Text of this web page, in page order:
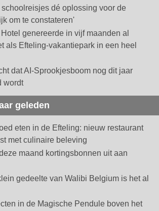
schoolreisjes dé oplossing voor de
om te constateren'
genereerde in vijf maanden al
als Efteling-vakantiepark in een heel
dat AI-Sprookjesboom nog dit jaar
wordt
geleden
eten in de Efteling: nieuw restaurant
met culinaire beleving
maand kortingsbonnen uit aan
gedeelte van Walibi Belgium is het al
in de Magische Pendule boven het